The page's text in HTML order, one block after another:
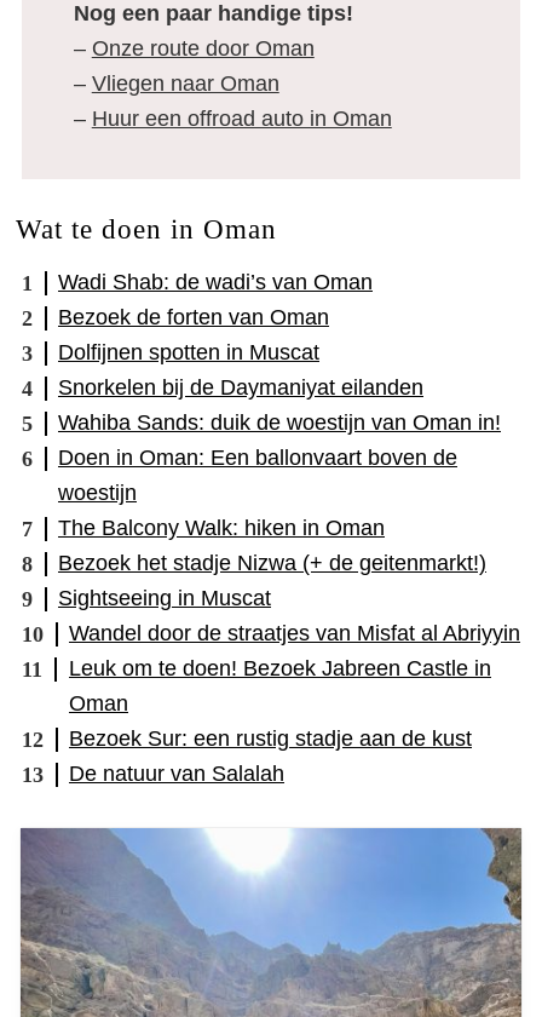
Nog een paar handige tips!
– Onze route door Oman
– Vliegen naar Oman
– Huur een offroad auto in Oman
Wat te doen in Oman
Wadi Shab: de wadi’s van Oman
Bezoek de forten van Oman
Dolfijnen spotten in Muscat
Snorkelen bij de Daymaniyat eilanden
Wahiba Sands: duik de woestijn van Oman in!
Doen in Oman: Een ballonvaart boven de
woestijn
The Balcony Walk: hiken in Oman
Bezoek het stadje Nizwa (+ de geitenmarkt!)
Sightseeing in Muscat
Wandel door de straatjes van Misfat al Abriyyin
Leuk om te doen! Bezoek Jabreen Castle in
Oman
Bezoek Sur: een rustig stadje aan de kust
De natuur van Salalah